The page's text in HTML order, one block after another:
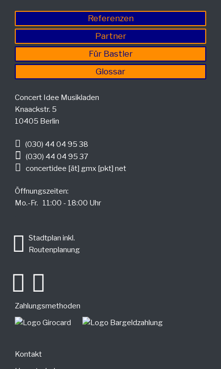
Referenzen
Partner
Für Bastler
Glossar
Concert Idee Musikladen
Knaackstr. 5
10405 Berlin
(030) 44 04 95 38
(030) 44 04 95 37
concertidee [ät] gmx [pkt] net
Öffnungszeiten:
Mo.-Fr. 11:00 - 18:00 Uhr
Stadtplan inkl.
Routenplanung
Zahlungsmethoden
Kontakt